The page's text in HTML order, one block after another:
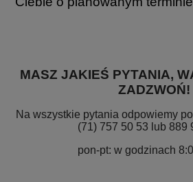
MASZ JAKIEŚ PYTANIA,
ZADZWOŃ!
Na wszystkie pytania odpowiemy
(71) 757 50 53 lub 889
pon-pt: w godzinach